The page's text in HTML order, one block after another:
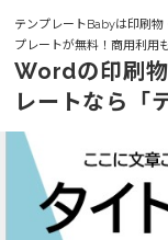
テンプレートBabyは印刷
プレートが無料！商用利用
Wordの印刷
レートなら「